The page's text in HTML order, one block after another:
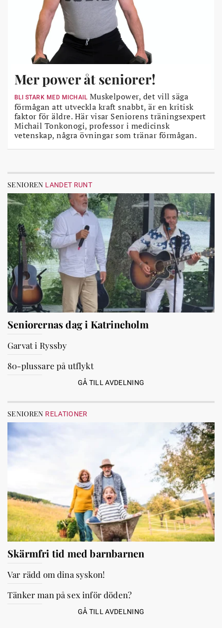
Mer power åt seniorer!
BLI STARK MED MICHAILMuskelpower, det vill säga
förmågan att utveckla kraft snabbt, är en kritisk
faktor för äldre. Här visar Seniorens träningsexpert
Michail Tonkonogi, professor i medicinsk
vetenskap, några övningar som tränar förmågan.
SENIOREN LANDET RUNT
Seniorernas dag i Katrineholm
Garvat i Ryssby
80-plussare på utflykt
GÅ TILL AVDELNING
SENIOREN RELATIONER
Skärmfri tid med barnbarnen
Var rädd om dina syskon!
Tänker man på sex inför döden?
GÅ TILL AVDELNING